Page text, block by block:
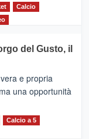
Calcio
del Gusto, il
e propria
una opportunità
Calcio a 5